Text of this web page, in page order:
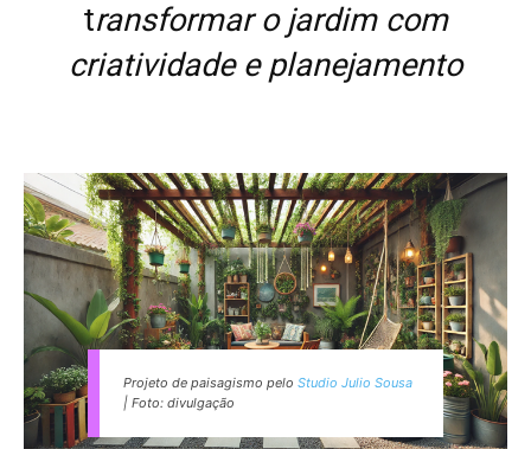
transformar o jardim com
criatividade e planejamento
Projeto de paisagismo pelo Studio Julio Sousa
| Foto: divulgação